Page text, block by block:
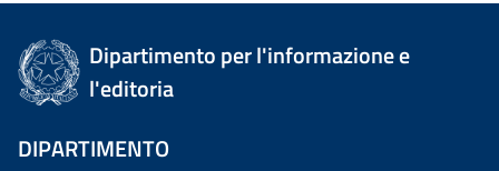
Dipartimento per l'informazione e
l'editoria
DIPARTIMENTO